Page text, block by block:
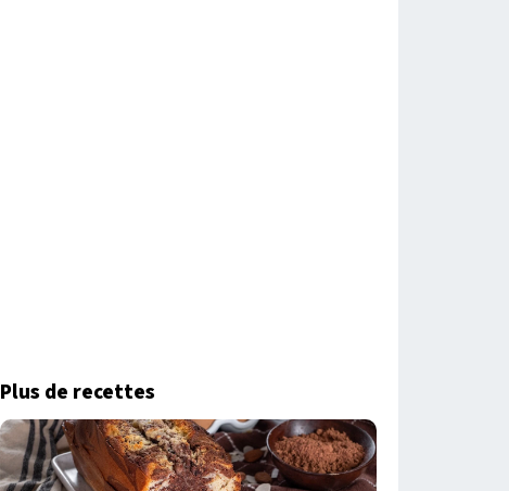
Plus de recettes